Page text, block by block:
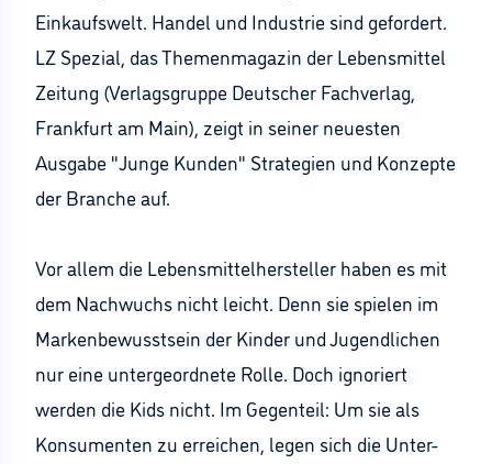
Einkaufswelt. Handel und Industrie sind gefordert.
LZ Spezial, das Themenmagazin der Lebensmittel
Zeitung (Verlagsgruppe Deutscher Fachverlag,
Frankfurt am Main), zeigt in seiner neuesten
Ausgabe "Junge Kunden" Strategien und Konzepte
der Branche auf.
Vor allem die Lebensmittelhersteller haben es mit
dem Nachwuchs nicht leicht. Denn sie spielen im
Markenbewusstsein der Kinder und Jugendlichen
nur eine untergeordnete Rolle. Doch ignoriert
werden die Kids nicht. Im Gegenteil: Um sie als
Konsumenten zu erreichen, legen sich die Unter-